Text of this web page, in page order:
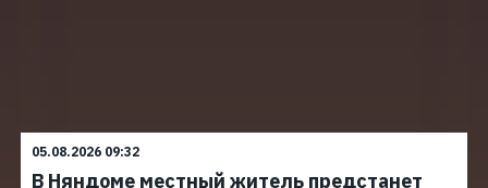
05.08.2026 09:32
В Няндоме местный житель предстанет